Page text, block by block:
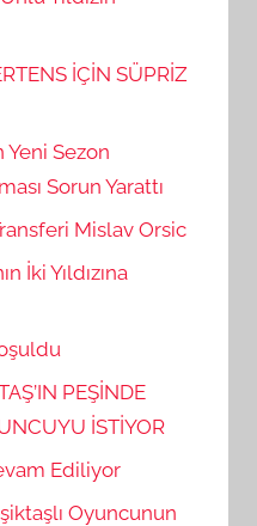
İÇİN SÜPRİZ
Yeni Sezon
Sorun Yarattı
Mislav Orsic
İki Yıldızına
PEŞİNDE
İSTİYOR
Ediliyor
Oyuncunun